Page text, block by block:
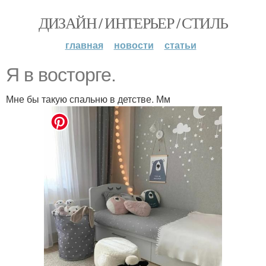
ДИЗАЙН / ИНТЕРЬЕР / СТИЛЬ
главная новости статьи
Я в восторге.
Мне бы такую спальню в детстве. Мм